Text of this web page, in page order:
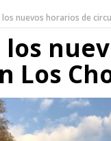
los nuevos horarios de
los
Los